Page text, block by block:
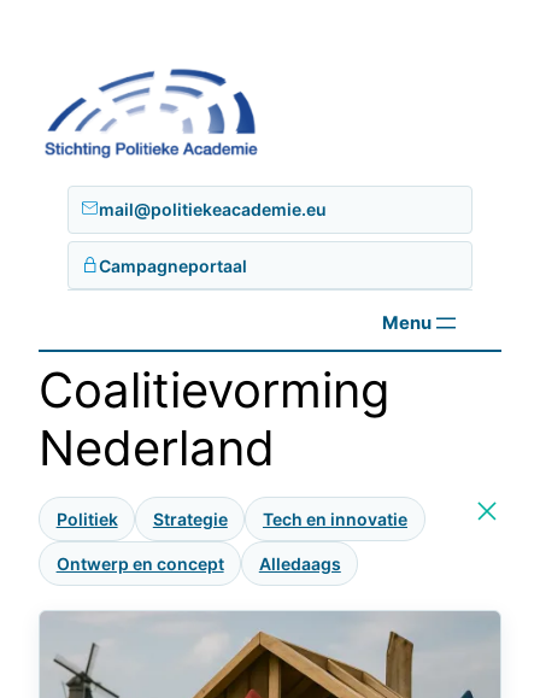
inhoud
mail@politiekeacademie.eu
Campagneportaal
Coalitievorming
Nederland
Politiek Strategie Tech en innovatie
Ontwerp en concept Alledaags